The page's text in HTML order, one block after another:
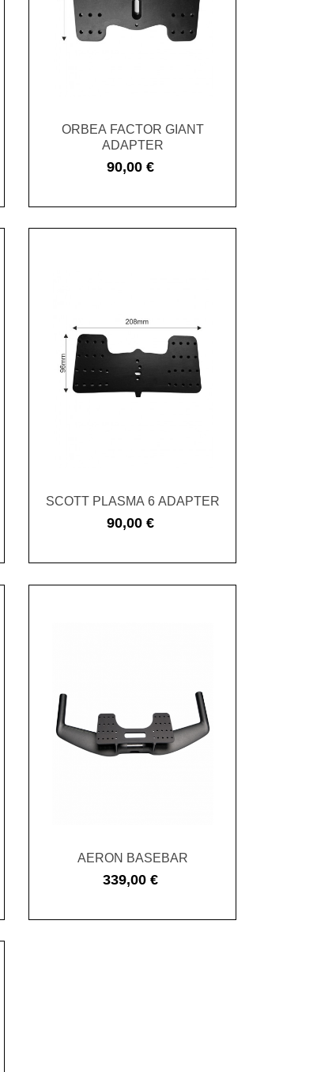
ORBEA FACTOR GIANT
ADAPTER
Cena
90,00 €
SCOTT PLASMA 6 ADAPTER
Cena
90,00 €
AERON BASEBAR
Cena
339,00 €